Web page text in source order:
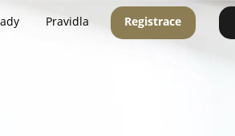
Pravidla Registrace